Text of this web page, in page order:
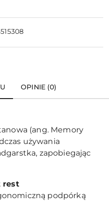
OPINIE (0)
(ang. Memory
używania
zapobiegając
rest
podpórką